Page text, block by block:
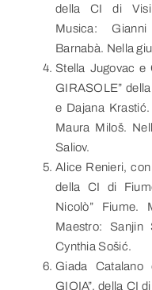
della CI di
Musica:
Barnabà. Nella
Stella Jugovac e
GIRASOLE”
e Dajana
Maura Miloš.
Saliov.
Alice Renieri, con
della CI di
Nicolò” Fiume.
Maestro: Sanjin
Cynthia Sošić.
Giada
GIOIA”, della CI